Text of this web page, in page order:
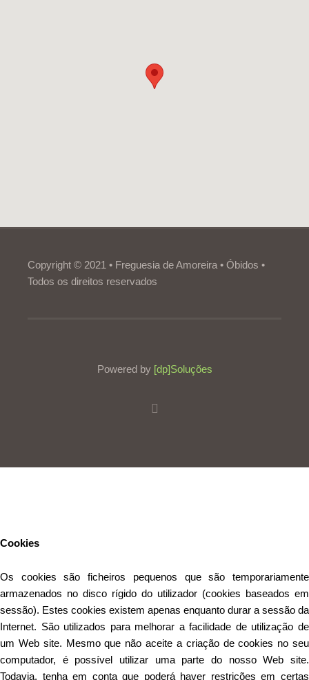
Copyright © 2021 • Freguesia de Amoreira • Óbidos •
Todos os direitos reservados
Powered by [dp]Soluções
Cookies
Os cookies são ficheiros pequenos que são temporariamente
armazenados no disco rígido do utilizador (cookies baseados em
sessão). Estes cookies existem apenas enquanto durar a sessão da
Internet. São utilizados para melhorar a facilidade de utilização de
um Web site. Mesmo que não aceite a criação de cookies no seu
computador, é possível utilizar uma parte do nosso Web site.
Todavia, tenha em conta que poderá haver restrições em certas